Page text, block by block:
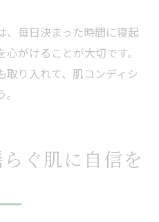
、毎日決まった時間に寝起
がけることが大切です。
取り入れて、肌コンディシ
ぐ肌に自信を